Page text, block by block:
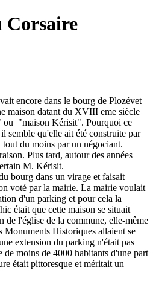
Corsaire
encore dans le bourg de Plozévet
maison datant du XVIII eme siècle
ou "maison Kérisit". Pourquoi ce
semble qu'elle ait été construite par
du moins par un négociant.
Plus tard, autour des années
M. Kérisit.
bourg dans un virage et faisait
voté par la mairie. La mairie voulait
d'un parking et pour cela la
était que cette maison se situait
de l'église de la commune, elle-même
Monuments Historiques allaient se
extension du parking n'était pas
de moins de 4000 habitants d'une part
était pittoresque et méritait un